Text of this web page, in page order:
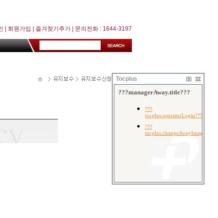
회원가입 즐겨찾기추가 | 문의전화 : 1644-3197
Tocplus